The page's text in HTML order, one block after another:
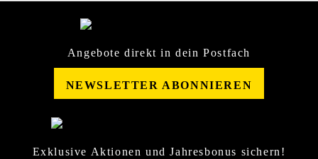
Angebote direkt in dein Postfach
NEWSLETTER ABONNIEREN
Exklusive Aktionen und Jahresbonus sichern!